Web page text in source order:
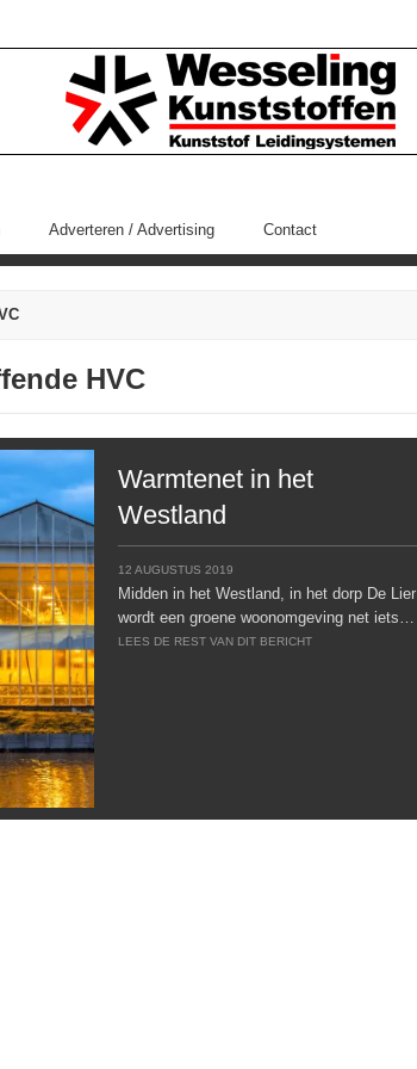
Adverteren / Advertising Contact
HVC
Warmtenet in het
Westland
12 AUGUSTUS 2019
Midden in het Westland, in het dorp De Lier
wordt een groene woonomgeving net iets…
LEES DE REST VAN DIT BERICHT